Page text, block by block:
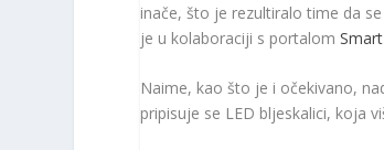
inače, što je rezultiralo time da
je u kolaboraciji s portalom
Naime, kao što je i očekivano,
pripisuje se LED bljeskalici, koja